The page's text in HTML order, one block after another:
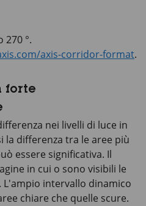
270 °.
axis-corridor-format.
forte
nei livelli di luce in
la differenza tra le aree più
essere significativa. Il
in cui o sono visibili le
L'ampio intervallo dinamico
chiare che quelle scure.